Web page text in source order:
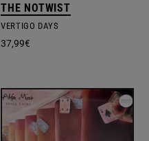
THE NOTWIST
VERTIGO DAYS
37,99€